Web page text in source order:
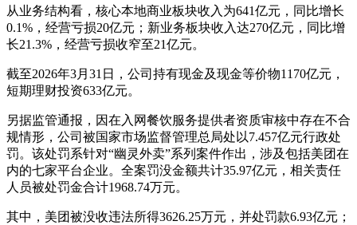
从业务结构看，核心本地商业板块收入为641亿元，同比增长
0.1%，经营亏损20亿元；新业务板块收入达270亿元，同比增
长21.3%，经营亏损收窄至21亿元。
截至2026年3月31日，公司持有现金及现金等价物1170亿元，
短期理财投资633亿元。
另据监管通报，因在入网餐饮服务提供者资质审核中存在不合
规情形，公司被国家市场监督管理总局处以7.457亿元行政处
罚。该处罚系针对“幽灵外卖”系列案件作出，涉及包括美团在
内的七家平台企业。全案罚没金额共计35.97亿元，相关责任
人员被处罚金合计1968.74万元。
其中，美团被没收违法所得3626.25万元，并处罚款6.93亿元；